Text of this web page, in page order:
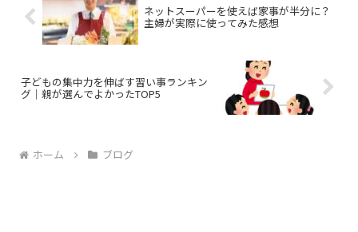
ネットスーパーを使えば家事が半分に？
主婦が実際に使ってみた感想
子どもの集中力を伸ばす習い事ランキン
グ｜親が選んでよかったTOP5
ホーム ブログ